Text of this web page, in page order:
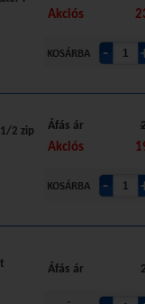
Akciós
Áfás ár
Akciós
2 zip
Áfás ár